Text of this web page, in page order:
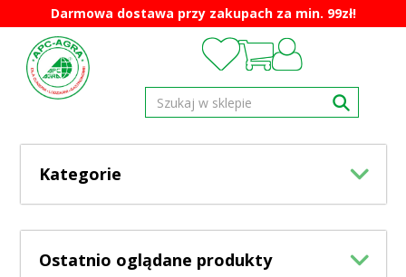
Darmowa dostawa przy zakupach za min. 99zł!
Kategorie
Ostatnio oglądane produkty